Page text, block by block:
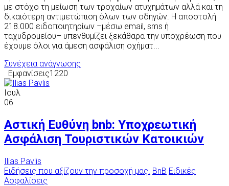
με στόχο τη μείωση των τροχαίων ατυχημάτων αλλά και τη
δικαιότερη αντιμετώπιση όλων των οδηγών. Η αποστολή
218.000 ειδοποιητηρίων –μέσω email, sms ή
ταχυδρομείου– υπενθυμίζει ξεκάθαρα την υποχρέωση που
έχουμε όλοι για άμεση ασφάλιση οχήματ...
Συνέχεια ανάγνωσης
Εμφανίσεις1220
Ιουλ
06
Αστική Ευθύνη bnb: Υποχρεωτική
Ασφάλιση Τουριστικών Κατοικιών
Ilias Pavlis
Ειδήσεις που αξίζουν την προσοχή μας. BnB Ειδικές
Ασφαλίσεις